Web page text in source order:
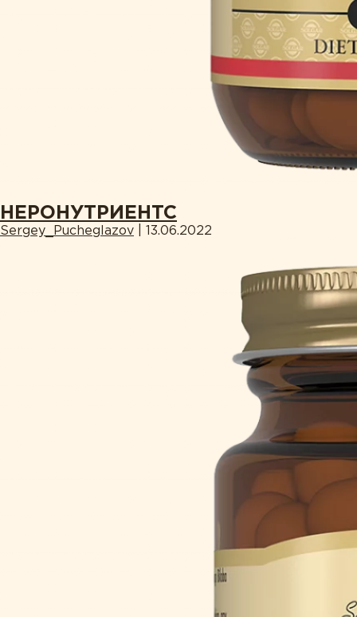
НЕРОНУТРИЕНТС
Sergey_Pucheglazov 13.06.2022